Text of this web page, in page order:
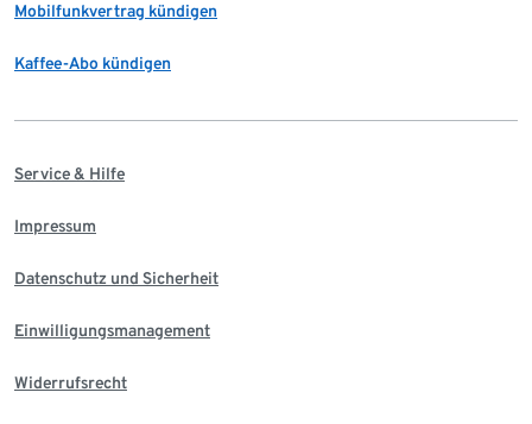
Mobilfunkvertrag kündigen
Kaffee-Abo kündigen
Service & Hilfe
Impressum
Datenschutz und Sicherheit
Einwilligungsmanagement
Widerrufsrecht